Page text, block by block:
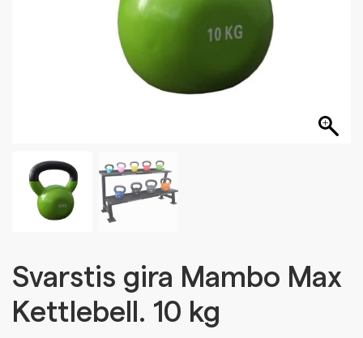
Svarstis gira Mambo Max
Kettlebell. 10 kg